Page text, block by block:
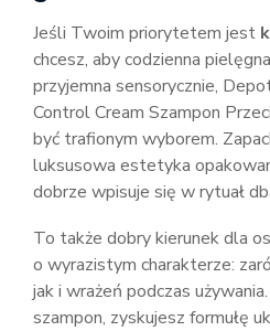
Jeśli Twoim priorytetem jest
chcesz, aby codzienna
przyjemna sensorycznie,
Control Cream Szampon
być trafionym wyborem.
luksusowa estetyka
dobrze wpisuje się w rytuał
To także dobry kierunek dla
o wyrazistym charakterze:
jak i wrażeń podczas
szampon, zyskujesz formułę